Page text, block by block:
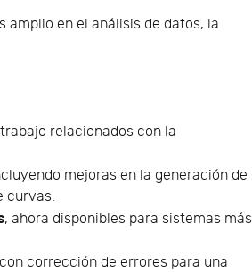
amplio en el análisis de datos, la
relacionados con la
mejoras en la generación de
curvas.
, ahora disponibles para sistemas más
corrección de errores para una